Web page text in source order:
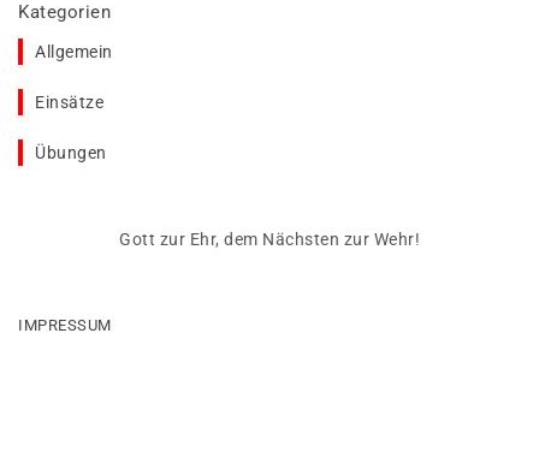
Kategorien
Allgemein
Einsätze
Übungen
Gott zur Ehr, dem Nächsten zur Wehr!
IMPRESSUM